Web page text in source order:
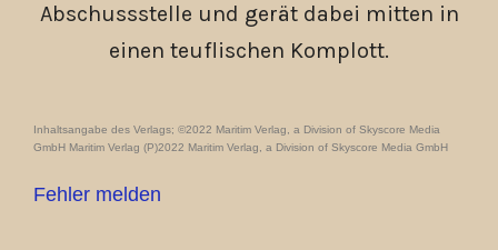
Abschussstelle und gerät dabei mitten in
einen teuflischen Komplott.
Inhaltsangabe des Verlags; ©2022 Maritim Verlag, a Division of Skyscore Media
GmbH Maritim Verlag (P)2022 Maritim Verlag, a Division of Skyscore Media GmbH
Fehler melden